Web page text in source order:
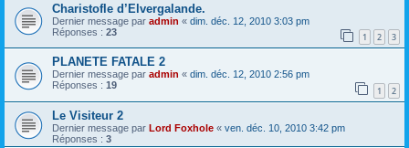
Charistofle d’Elvergalande.
Dernier message par admin « dim. déc. 12, 2010 3:03 pm
Réponses : 23 1 2 3
PLANETE FATALE 2
Dernier message par admin « dim. déc. 12, 2010 2:56 pm
Réponses : 19 1 2
Le Visiteur 2
Dernier message par Lord Foxhole « ven. déc. 10, 2010 3:42 pm
Réponses : 3